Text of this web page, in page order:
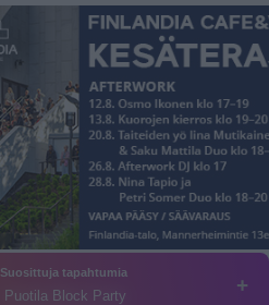
+
Suosittuja tapahtumia
Puotila Block Party